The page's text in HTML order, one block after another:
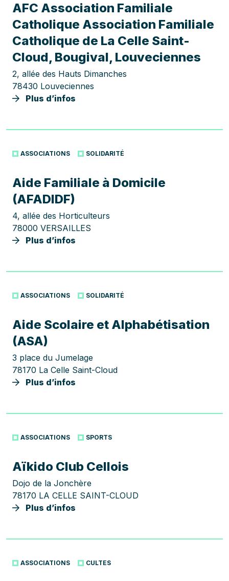
AFC Association Familiale
Catholique Association Familiale
Catholique de La Celle Saint-
Cloud, Bougival, Louveciennes
2, allée des Hauts Dimanches
78430 Louveciennes
Plus d’infos
ASSOCIATIONS SOLIDARITÉ
Aide Familiale à Domicile
(AFADIDF)
4, allée des Horticulteurs
78000 VERSAILLES
Plus d’infos
ASSOCIATIONS SOLIDARITÉ
Aide Scolaire et Alphabétisation
(ASA)
3 place du Jumelage
78170 La Celle Saint-Cloud
Plus d’infos
ASSOCIATIONS SPORTS
Aïkido Club Cellois
Dojo de la Jonchère
78170 LA CELLE SAINT-CLOUD
Plus d’infos
ASSOCIATIONS CULTES